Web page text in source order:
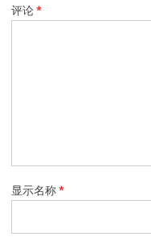
评论*
显示名称*